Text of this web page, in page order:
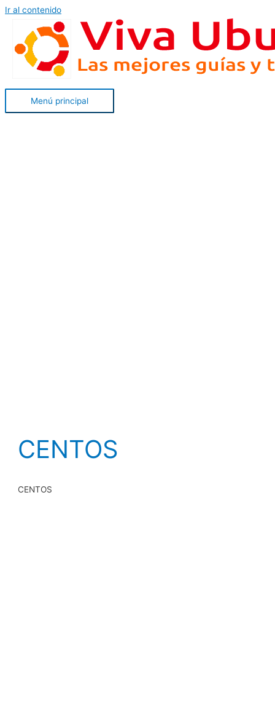
Ir al contenido
Menú principal
CENTOS
CENTOS